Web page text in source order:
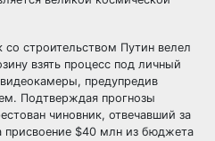
строительством Путин велел
взять процесс под личный
предупредив
Подтверждая прогнозы
чиновник, отвечавший за
присвоение $40 млн из бюджета